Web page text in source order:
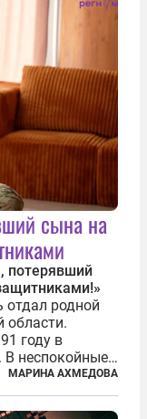
сына на
потерявший
родной
области.
году в
В неспокойные
и со
В 2023 году
МАРИНА АХМЕДОВА